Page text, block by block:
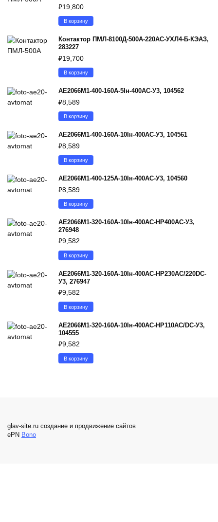
₽19,800
В корзину
Контактор ПМЛ-8100Д-500А-220AC-УХЛ4-Б-КЭАЗ,
283227
₽19,700
В корзину
АЕ2066М1-400-160А-5Iн-400AC-У3, 104562
₽8,589
В корзину
АЕ2066М1-400-160А-10Iн-400AC-У3, 104561
₽8,589
В корзину
АЕ2066М1-400-125А-10Iн-400AC-У3, 104560
₽8,589
В корзину
АЕ2066М1-320-160А-10Iн-400AC-НР400AC-У3,
276948
₽9,582
В корзину
АЕ2066М1-320-160А-10Iн-400AC-НР230AC/220DC-
У3, 276947
₽9,582
В корзину
АЕ2066М1-320-160А-10Iн-400AC-НР110AC/DC-У3,
104555
₽9,582
В корзину
glav-site.ru создание и продвижение сайтов
ePN Bono